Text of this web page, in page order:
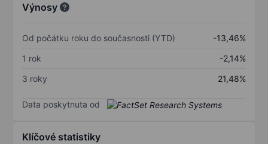
Výnosy
Od počátku roku do současnosti (YTD)
-13,46%
1 rok
-2,14%
3 roky
21,48%
Data poskytnuta od
Klíčové statistiky